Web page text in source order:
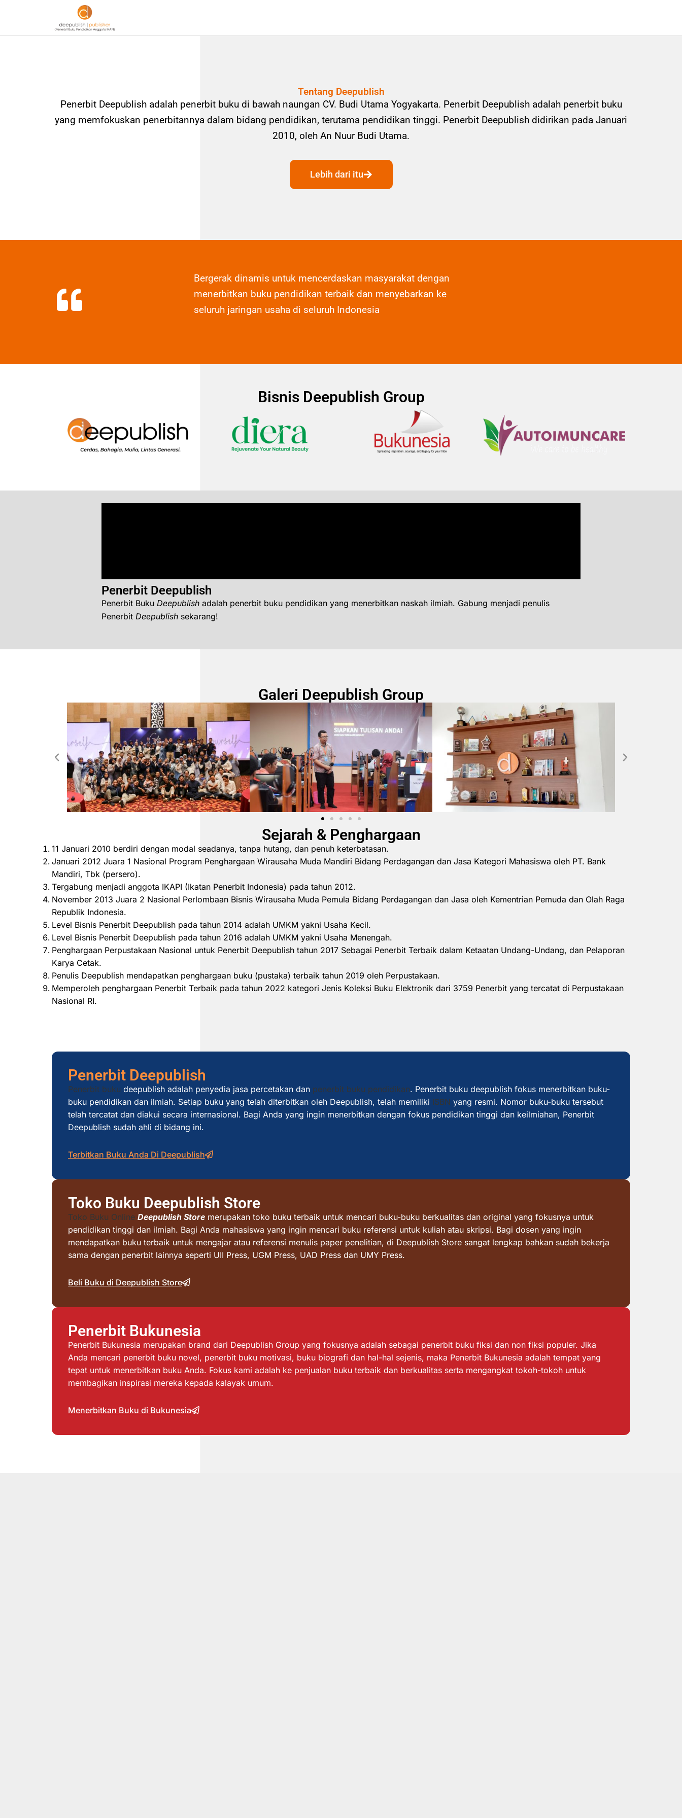
Tentang Deepublish
Penerbit Deepublish adalah penerbit buku di bawah naungan CV. Budi Utama Yogyakarta. Penerbit Deepublish adalah penerbit buku
yang memfokuskan penerbitannya dalam bidang pendidikan, terutama pendidikan tinggi. Penerbit Deepublish didirikan pada Januari
2010, oleh An Nuur Budi Utama.
Lebih dari itu
Bergerak dinamis untuk mencerdaskan masyarakat dengan
menerbitkan buku pendidikan terbaik dan menyebarkan ke
seluruh jaringan usaha di seluruh Indonesia
Bisnis Deepublish Group
Penerbit Deepublish
Penerbit Buku Deepublish adalah penerbit buku pendidikan yang menerbitkan naskah ilmiah. Gabung menjadi penulis
Penerbit Deepublish sekarang!
Galeri Deepublish Group
Sejarah & Penghargaan
11 Januari 2010 berdiri dengan modal seadanya, tanpa hutang, dan penuh keterbatasan.
Januari 2012 Juara 1 Nasional Program Penghargaan Wirausaha Muda Mandiri Bidang Perdagangan dan Jasa Kategori Mahasiswa oleh PT. Bank
Mandiri, Tbk (persero).
Tergabung menjadi anggota IKAPI (Ikatan Penerbit Indonesia) pada tahun 2012.
November 2013 Juara 2 Nasional Perlombaan Bisnis Wirausaha Muda Pemula Bidang Perdagangan dan Jasa oleh Kementrian Pemuda dan Olah Raga
Republik Indonesia.
Level Bisnis Penerbit Deepublish pada tahun 2014 adalah UMKM yakni Usaha Kecil.
Level Bisnis Penerbit Deepublish pada tahun 2016 adalah UMKM yakni Usaha Menengah.
Penghargaan Perpustakaan Nasional untuk Penerbit Deepublish tahun 2017 Sebagai Penerbit Terbaik dalam Ketaatan Undang-Undang, dan Pelaporan
Karya Cetak.
Penulis Deepublish mendapatkan penghargaan buku (pustaka) terbaik tahun 2019 oleh Perpustakaan.
Memperoleh penghargaan Penerbit Terbaik pada tahun 2022 kategori Jenis Koleksi Buku Elektronik dari 3759 Penerbit yang tercatat di Perpustakaan
Nasional RI.
Penerbit Deepublish
Penerbit buku deepublish adalah penyedia jasa percetakan dan penerbit buku pendidikan. Penerbit buku deepublish fokus menerbitkan buku-
buku pendidikan dan ilmiah. Setiap buku yang telah diterbitkan oleh Deepublish, telah memiliki ISBN yang resmi. Nomor buku-buku tersebut
telah tercatat dan diakui secara internasional. Bagi Anda yang ingin menerbitkan dengan fokus pendidikan tinggi dan keilmiahan, Penerbit
Deepublish sudah ahli di bidang ini.
Terbitkan Buku Anda Di Deepublish
Toko Buku Deepublish Store
Toko Buku Online Deepublish Store merupakan toko buku terbaik untuk mencari buku-buku berkualitas dan original yang fokusnya untuk
pendidikan tinggi dan ilmiah. Bagi Anda mahasiswa yang ingin mencari buku referensi untuk kuliah atau skripsi. Bagi dosen yang ingin
mendapatkan buku terbaik untuk mengajar atau referensi menulis paper penelitian, di Deepublish Store sangat lengkap bahkan sudah bekerja
sama dengan penerbit lainnya seperti UII Press, UGM Press, UAD Press dan UMY Press.
Beli Buku di Deepublish Store
Penerbit Bukunesia
Penerbit Bukunesia merupakan brand dari Deepublish Group yang fokusnya adalah sebagai penerbit buku fiksi dan non fiksi populer. Jika
Anda mencari penerbit buku novel, penerbit buku motivasi, buku biografi dan hal-hal sejenis, maka Penerbit Bukunesia adalah tempat yang
tepat untuk menerbitkan buku Anda. Fokus kami adalah ke penjualan buku terbaik dan berkualitas serta mengangkat tokoh-tokoh untuk
membagikan inspirasi mereka kepada kalayak umum.
Menerbitkan Buku di Bukunesia